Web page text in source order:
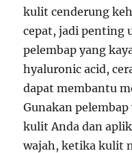
kulit cenderung
cepat, jadi penting
pelembap yang
hyaluronic acid,
dapat membantu
Gunakan
kulit Anda dan
wajah, ketika kulit